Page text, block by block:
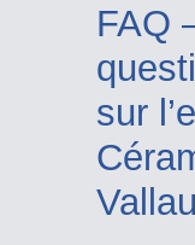
FAQ
sur